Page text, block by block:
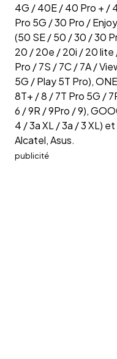
4G / 40E / 40 Pro + /
Pro 5G / 30 Pro /
(50 SE / 50 / 30 / 30
20 / 20e / 20i / 20 lite
Pro / 7S / 7C / 7A /
5G / Play 5T Pro),
8T+ / 8 / 7T Pro 5G /
6 / 9R / 9Pro / 9),
4 / 3a XL / 3a / 3 XL)
Alcatel, Asus.
publicité